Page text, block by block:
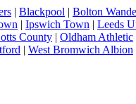
| Blackpool | Bolton
| Ipswich Town | Leeds
County | Oldham Athletic
| West Bromwich Albion